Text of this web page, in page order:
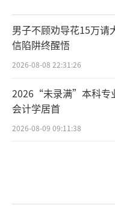
男子不顾劝导花15万请
信陷阱终醒悟
2026-08-08 22:31:26
2026“未录满”本科专
会计学居首
2026-08-09 09:11:38